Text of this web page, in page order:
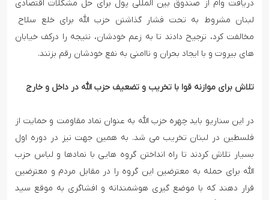
دریافت وام از صندوق بین المللی پول برای حل مشکلات اقتصادی
لبنان مشروط به تحت فشار گذاشتن حزب الله برای خلع سلاح
مخالفت کرد، ترجیح دادند تا به زعم خودشان، نتیجه را درکف خیابان
های بیروت و با ایجاد بحران و ناامنی به نفع خودشان رقم بزنند.
تلاش برای موازنه قوا با تخریب و تضعیف حزب الله در داخل و خارج
در این سناریو باید چهره حزب الله به عنوان نماد مقاومت و حمایت از
فلسطین در لبنان تخریب می شد. به همین جهت نیز در دوره اول
بسیار تلاش کردند تا راه انداختن گروه هایی با نمادها و لباس حزب
الله برای حمله به معترضین این گروه را در مقابل مردم و معترضین
قرار دهند که با موضع گیری هوشمندانه و افشاگری به موقع سید